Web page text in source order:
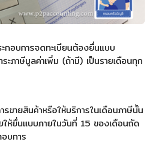
อบการจดทะเบียนต้องยื่นแบบ
ภาษีมูลค่าเพิ่ม (ถ้ามี) เป็นรายเดือนทุก
รขายสินค้าหรือให้บริการในเดือนภาษีนั้น
ให้ยื่นแบบภายในวันที่ 15 ของเดือนถัด
บการ